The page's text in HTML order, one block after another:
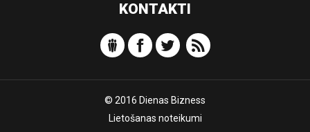
KONTAKTI
© 2016 Dienas Bizness
Lietošanas noteikumi